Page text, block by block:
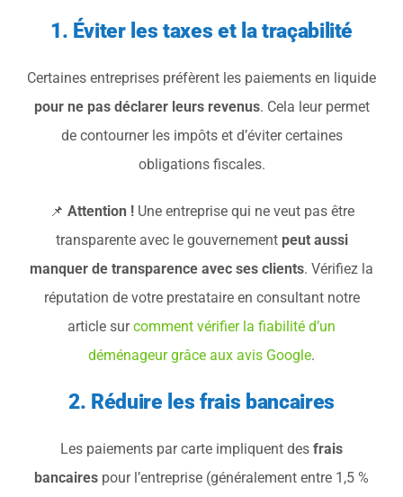
1. Éviter les taxes et la traçabilité
Certaines entreprises préfèrent les paiements en liquide
pour ne pas déclarer leurs revenus. Cela leur permet
de contourner les impôts et d’éviter certaines
obligations fiscales.
📌 Attention !Une entreprise qui ne veut pas être
transparente avec le gouvernement peut aussi
manquer de transparence avec ses clients. Vérifiez la
réputation de votre prestataire en consultant notre
article surcomment vérifier la fiabilité d’un
déménageur grâce aux avis Google.
2. Réduire les frais bancaires
Les paiements par carte impliquent des frais
bancaires pour l’entreprise (généralement entre 1,5 %